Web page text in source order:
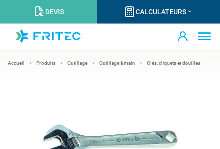
DEVIS CALCULATEURS
Accueil Produits Outillage Outillage à main Clés, cliquets et douilles